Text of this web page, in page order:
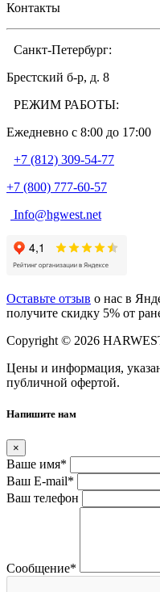
Контакты
Санкт-Петербург:
Брестский б-р, д. 8
РЕЖИМ РАБОТЫ:
Ежедневно c 8:00 до 17:00
+7 (812) 309-54-77
+7 (800) 777-60-57
Info@hgwest.net
Оставьте отзыв о нас в
получите скидку 5% от
Copyright © 2026
Цены и информация,
публичной офертой.
Напишите нам
×
Ваше имя*
Ваш E-mail*
Ваш телефон
Сообщение*